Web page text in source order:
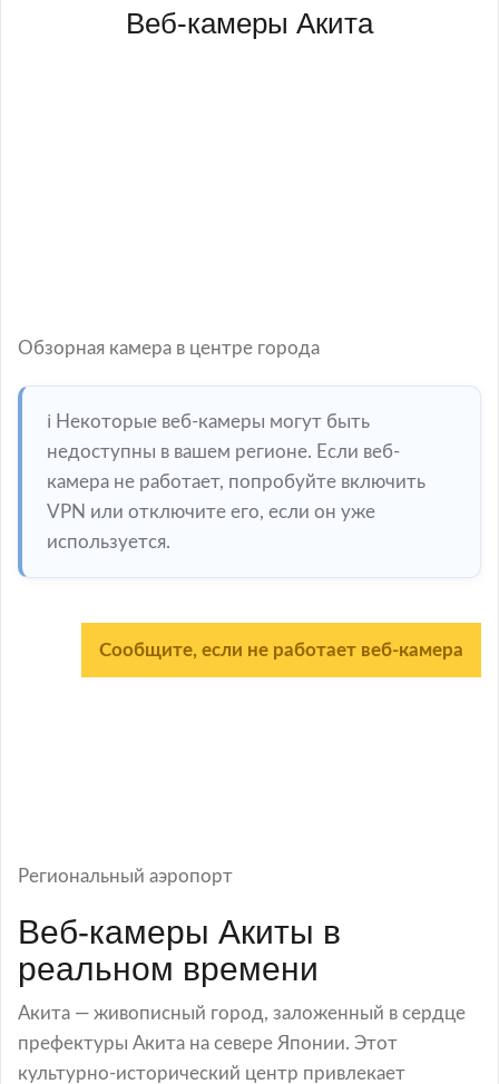
Веб-камеры Акита
Обзорная камера в центре города
ℹ️ Некоторые веб-камеры могут быть
недоступны в вашем регионе. Если веб-
камера не работает, попробуйте включить
VPN или отключите его, если он уже
используется.
Сообщите, если не работает веб-камера
Региональный аэропорт
Веб-камеры Акиты в
реальном времени
Акита — живописный город, заложенный в сердце
префектуры Акита на севере Японии. Этот
культурно-исторический центр привлекает